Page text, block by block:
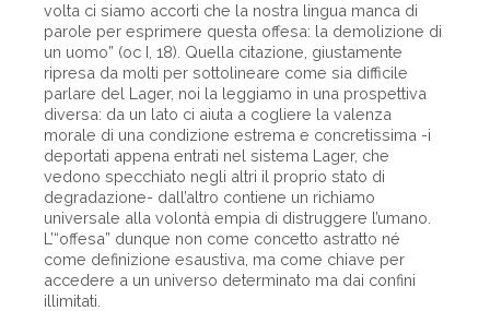
volta ci siamo accorti che la nostra lingua manca di
parole per esprimere questa offesa: la demolizione di
un uomo” (oc I, 18). Quella citazione, giustamente
ripresa da molti per sottolineare come sia difficile
parlare del Lager, noi la leggiamo in una prospettiva
diversa: da un lato ci aiuta a cogliere la valenza
morale di una condizione estrema e concretissima -i
deportati appena entrati nel sistema Lager, che
vedono specchiato negli altri il proprio stato di
degradazione- dall’altro contiene un richiamo
universale alla volontà empia di distruggere l’umano.
L’“offesa” dunque non come concetto astratto né
come definizione esaustiva, ma come chiave per
accedere a un universo determinato ma dai confini
illimitati.